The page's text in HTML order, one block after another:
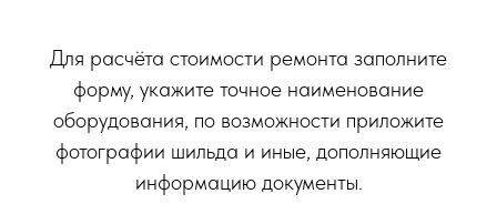
Для расчёта стоимости ремонта заполните
форму, укажите точное наименование
оборудования, по возможности приложите
фотографии шильда и иные, дополняющие
информацию документы.